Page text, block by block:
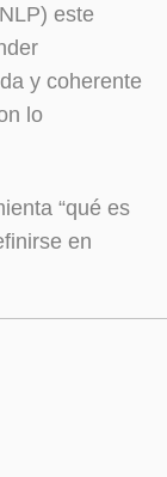
este
y coherente
lo
“qué es
en